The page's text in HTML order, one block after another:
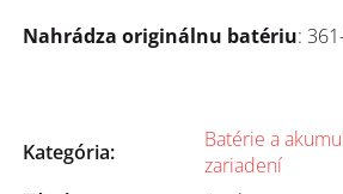
Nahrádza originálnu batériu:
Kategória:
Batérie a
zariadení